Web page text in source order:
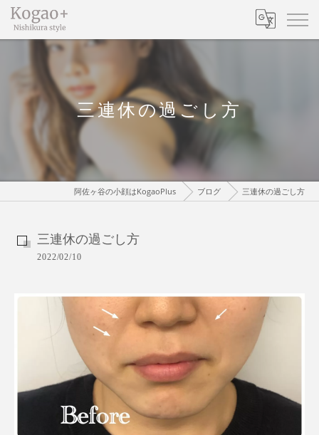
三連休の過ごし方
阿佐ヶ谷の小顔はKogaoPlus ブログ 三連休の過ごし方
三連休の過ごし方
2022/02/10